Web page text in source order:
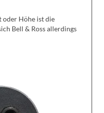
oder Höhe ist die
Bell & Ross allerdings